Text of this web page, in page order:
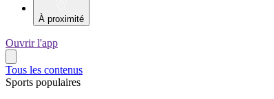
À proximité
Ouvrir l'app
Tous les contenus
Sports populaires